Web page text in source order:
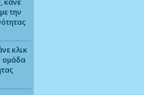
κάνε
την
κλικ
ομάδα